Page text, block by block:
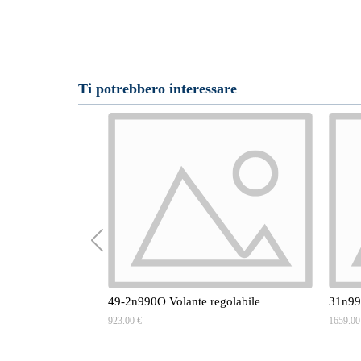
Ti potrebbero interessare
49-2n990O Volante regolabile
923.00 €